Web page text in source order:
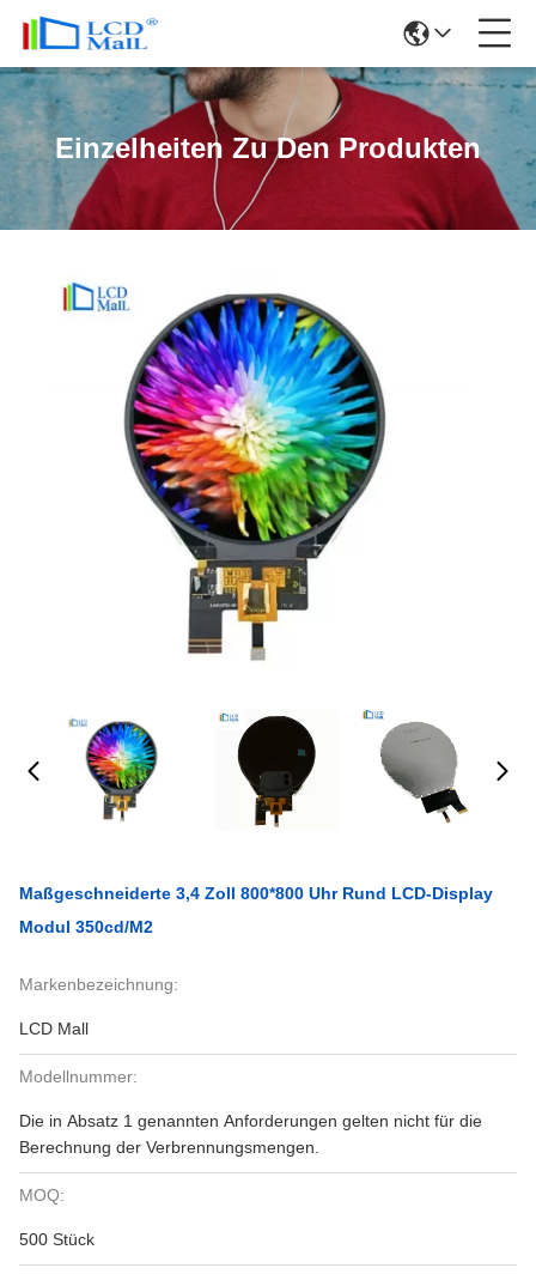
Einzelheiten Zu Den Produkten
Maßgeschneiderte 3,4 Zoll 800*800 Uhr Rund LCD-Display
Modul 350cd/M2
Markenbezeichnung:
LCD Mall
Modellnummer:
Die in Absatz 1 genannten Anforderungen gelten nicht für die
Berechnung der Verbrennungsmengen.
MOQ:
500 Stück